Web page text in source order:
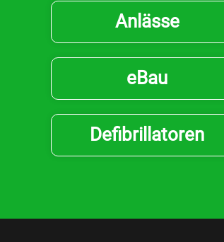
Anlässe
eBau
Defibrillatoren